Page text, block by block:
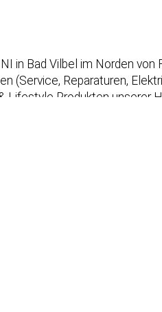
in Bad Vilbel im Norden
Reparaturen,
Produkten unserer